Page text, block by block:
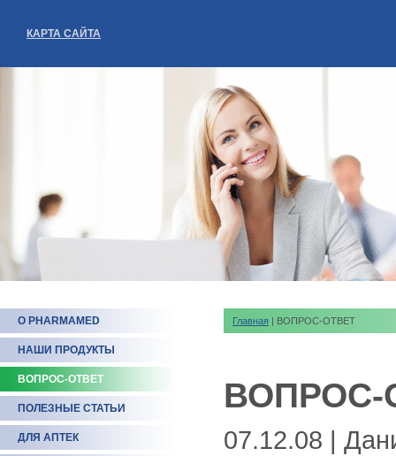
КАРТА САЙТА
О PHARMAMED
НАШИ ПРОДУКТЫ
ВОПРОС-ОТВЕТ
ПОЛЕЗНЫЕ СТАТЬИ
ДЛЯ АПТЕК
Главная | ВОПРОС-ОТВЕТ
ВОПРОС-
07.12.08 |